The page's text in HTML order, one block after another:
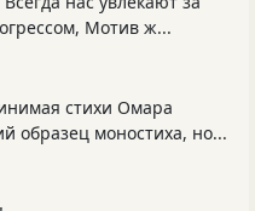
Мотив ж...
стихи Омара
образец моностиха, но...